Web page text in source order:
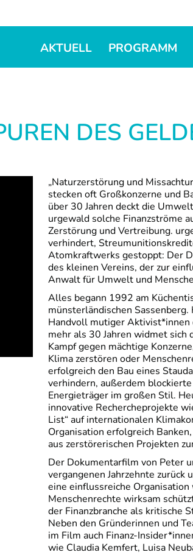
AKTUELL PROGRAMM
DES
„Naturzerstörung und
stecken oft Großkonzerne und
über 30 Jahren deckt die
urgewald solche Finanzströme
Zerstörung und Vertreibung.
verhindert,
Atomkraftwerks gestoppt: Der
des kleinen Vereins, der zur
Anwalt für Umwelt und
Alles begann 1992 am
münsterländischen
Handvoll mutiger Aktivist*innen
mehr als 30 Jahren widmet sich
Kampf gegen mächtige
Klima zerstören oder
erfolgreich den Bau eines
verhindern, außerdem
Energieträger im großen Stil.
innovative Rechercheprojekte
List“ auf internationalen
Organisation erfolgreich
aus zerstörerischen Projekten
Der Dokumentarfilm von Peter
vergangenen Jahrzehnte zurück
eine einflussreiche
Menschenrechte wirksam
der Finanzbranche als kritische
Neben den Gründerinnen und
im Film auch Finanz-
wie Claudia Kemfert, Luisa